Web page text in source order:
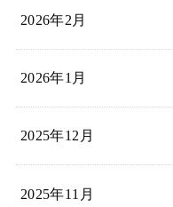
2026年2月
2026年1月
2025年12月
2025年11月